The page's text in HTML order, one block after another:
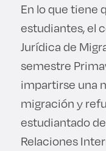
En lo que tiene
estudiantes, el
Jurídica de
semestre
impartirse una
migración y
estudiantado
Relaciones